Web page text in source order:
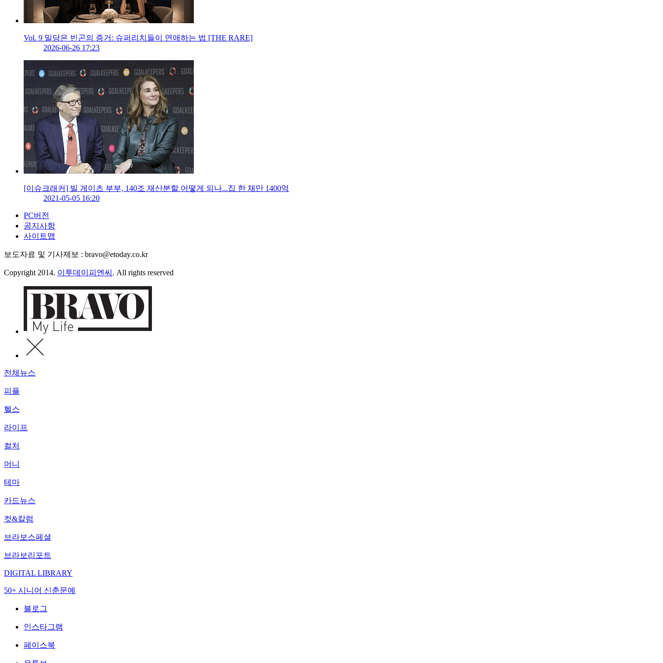
Vol. 9 밀당은 빈곤의 증거: 슈퍼리치들이 연애하는 법 [THE RARE]
2026-06-26 17:23
[이슈크래커] 빌 게이츠 부부, 140조 재산분할 어떻게 되나...집 한 채만 1400억
2021-05-05 16:20
PC버전
공지사항
사이트맵
보도자료 및 기사제보 : bravo@etoday.co.kr
Copyright 2014. 이투데이피엔씨 . All rights reserved
전체뉴스
피플
헬스
라이프
컬처
머니
테마
카드뉴스
컷&칼럼
브라보스페셜
브라보리포트
DIGITAL LIBRARY
50+ 시니어 신춘문예
블로그
인스타그램
페이스북